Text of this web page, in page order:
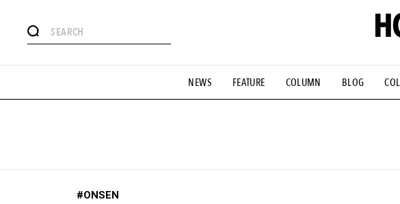
NEWS FEATURE COLUMN BLOG
#憧れの逸品 #ESSENTIAL DESIGNS #古着サミット
#GH 銘品の所以 #フイナムのYouTube #Commune H #FOCUS IT
#ONSEN